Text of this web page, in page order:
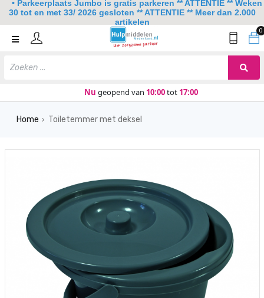
0
Nu geopend van 10:00tot 17:00
Home
Over ons
Contact
Home › Toiletemmer met deksel
• Parkeerplaats Jumbo is gratis parkeren ** ATTENTIE ** Weken
30 tot en met 33/ 2026 gesloten ** ATTENTIE ** Meer dan 2.000
artikelen